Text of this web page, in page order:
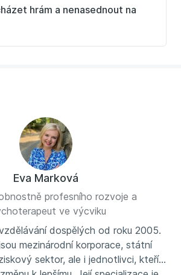
dobré vztahy jsou klíčové a chtějí
hrám a nenasednout na
Eva Marková
profesního rozvoje a
ve výcviku
dospělých od roku 2005.
mezinárodní korporace, státní
sektor, ale i jednotlivci, kteří